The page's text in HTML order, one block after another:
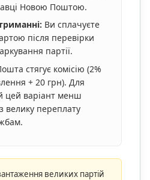
Новою Поштою.
Ви сплачуєте
після перевірки
партії.
стягує комісію (2%
+ 20 грн). Для
цей варіант менш
велику переплату
великих партій